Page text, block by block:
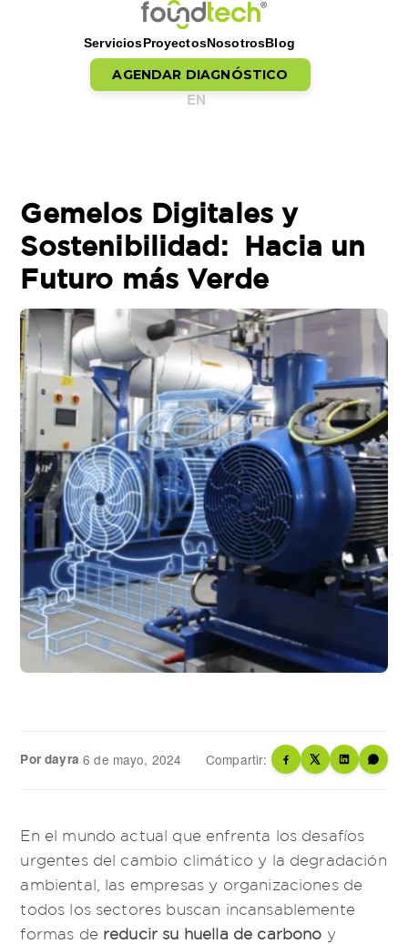
Servicios ProyectosNosotros Blog
AGENDAR DIAGNÓSTICO
EN
Gemelos Digitales y
Sostenibilidad: Hacia un
Futuro más Verde
Por dayra·6 de mayo, 2024 Compartir:
En el mundo actual que enfrenta los desafíos
urgentes del cambio climático y la degradación
ambiental, las empresas y organizaciones de
todos los sectores buscan incansablemente
formas de reducir su huella de carbono y